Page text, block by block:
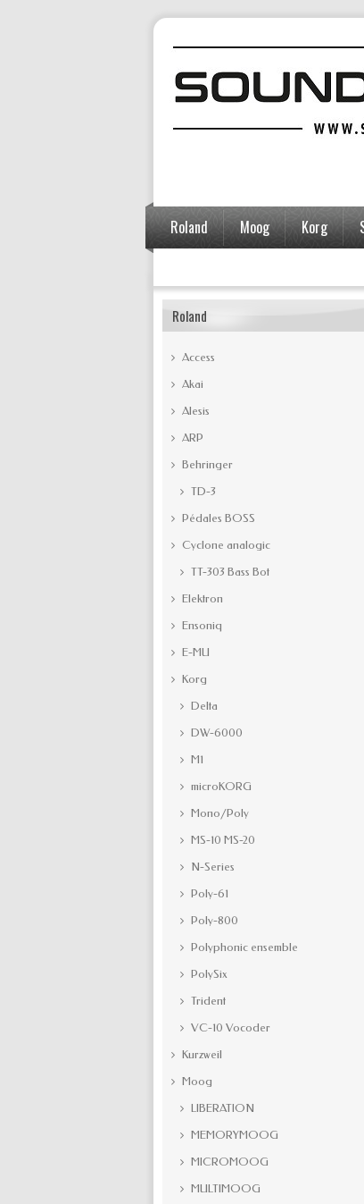
Roland Moog Korg
Roland
Access
Akai
Alesis
ARP
Behringer
TD-3
Pédales BOSS
Cyclone analogic
TT-303 Bass Bot
Elektron
Ensoniq
E-MU
Korg
Delta
DW-6000
M1
microKORG
Mono/Poly
MS-10 MS-20
N-Series
Poly-61
Poly-800
Polyphonic ensemble
PolySix
Trident
VC-10 Vocoder
Kurzweil
Moog
LIBERATION
MEMORYMOOG
MICROMOOG
MULTIMOOG